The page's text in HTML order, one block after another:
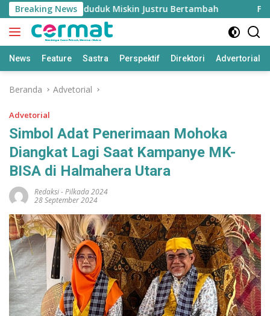
Langsung
ke
konten
Breaking News
Tinggi, Penduduk Miskin Justru Bertambah
News Feature Sastra Perspektif Direktori Advertorial
Beranda Advetorial
Advetorial
Simbol Adat Penerimaan Mohoka
Diangkat Lagi Saat Kampanye MK-
BISA di Halmahera Utara
Redaksi-Pilkada 2024
28 September 2024